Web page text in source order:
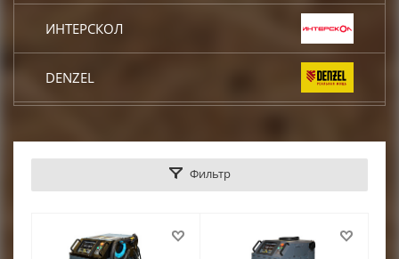
Фильтр
ИНТЕРСКОЛ
DENZEL